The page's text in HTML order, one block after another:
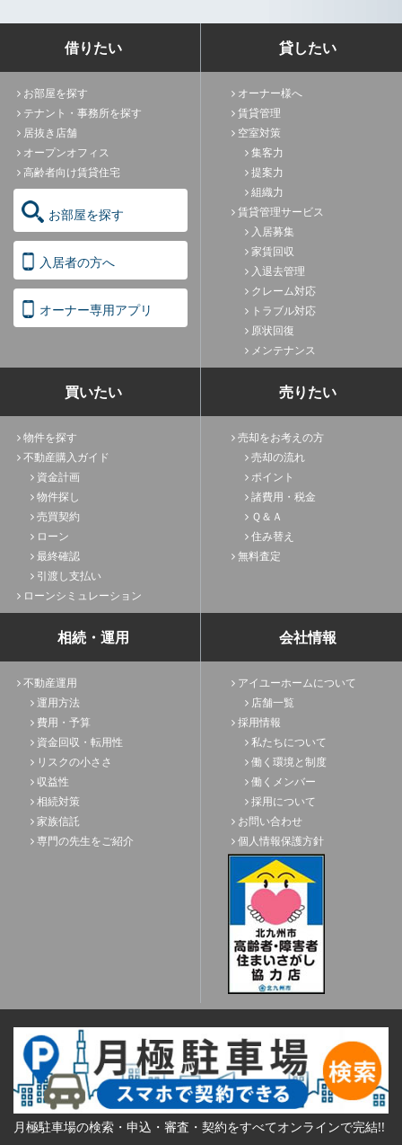
借りたい
お部屋を探す
テナント・事務所を探す
居抜き店舗
オープンオフィス
高齢者向け賃貸住宅
お部屋を探す
入居者の方へ
オーナー専用アプリ
貸したい
オーナー様へ
賃貸管理
空室対策
集客力
提案力
組織力
賃貸管理サービス
入居募集
家賃回収
入退去管理
クレーム対応
トラブル対応
原状回復
メンテナンス
買いたい
物件を探す
不動産購入ガイド
資金計画
物件探し
売買契約
ローン
最終確認
引渡し支払い
ローンシミュレーション
売りたい
売却をお考えの方
売却の流れ
ポイント
諸費用・税金
Ｑ＆Ａ
住み替え
無料査定
相続・運用
不動産運用
運用方法
費用・予算
資金回収・転用性
リスクの小ささ
収益性
相続対策
家族信託
専門の先生をご紹介
会社情報
アイユーホームについて
店舗一覧
採用情報
私たちについて
働く環境と制度
働くメンバー
採用について
お問い合わせ
個人情報保護方針
月極駐車場の検索・申込・審査・契約をすべてオンラインで完結!!